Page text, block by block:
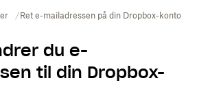
Ret e-mailadressen på din Dropbox-konto
du e-
til din Dropbox-